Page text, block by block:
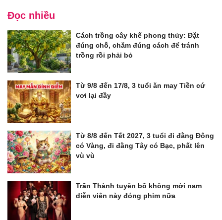
Đọc nhiều
Cách trồng cây khế phong thủy: Đặt
đúng chỗ, chăm đúng cách để tránh
trồng rồi phải bỏ
Từ 9/8 đến 17/8, 3 tuổi ăn may Tiền cứ
vơi lại đầy
Từ 8/8 đến Tết 2027, 3 tuổi đi đằng Đông
có Vàng, đi đằng Tây có Bạc, phất lên
vù vù
Trấn Thành tuyên bố không mời nam
diễn viên này đóng phim nữa